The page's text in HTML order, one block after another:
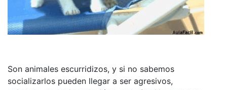
Son animales escurridizos, y si no sabemos
socializarlos pueden llegar a ser agresivos,